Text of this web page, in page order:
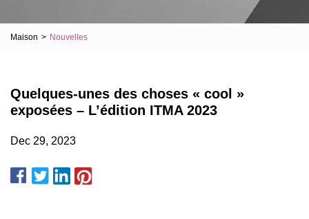
Maison > Nouvelles
Quelques-unes des choses « cool »
exposées – L’édition ITMA 2023
Dec 29, 2023